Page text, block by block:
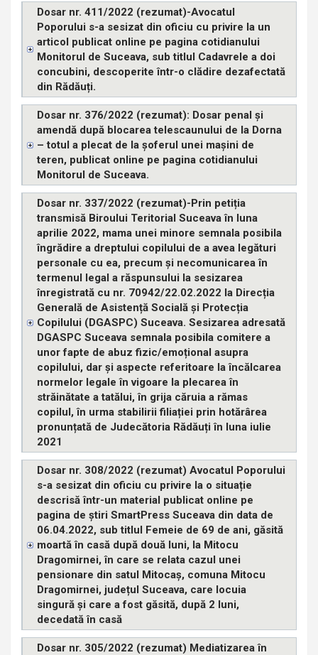
Dosar nr. 411/2022 (rezumat)-Avocatul
Poporului s-a sesizat din oficiu cu privire la un
articol publicat online pe pagina cotidianului
Monitorul de Suceava, sub titlul Cadavrele a doi
concubini, descoperite într-o clădire dezafectată
din Rădăuți.
Dosar nr. 376/2022 (rezumat): Dosar penal și
amendă după blocarea telescaunului de la Dorna
– totul a plecat de la șoferul unei mașini de
teren, publicat online pe pagina cotidianului
Monitorul de Suceava.
Dosar nr. 337/2022 (rezumat)-Prin petiția
transmisă Biroului Teritorial Suceava în luna
aprilie 2022, mama unei minore semnala posibila
îngrădire a dreptului copilului de a avea legături
personale cu ea, precum și necomunicarea în
termenul legal a răspunsului la sesizarea
înregistrată cu nr. 70942/22.02.2022 la Direcția
Generală de Asistență Socială și Protecția
Copilului (DGASPC) Suceava. Sesizarea adresată
DGASPC Suceava semnala posibila comitere a
unor fapte de abuz fizic/emoțional asupra
copilului, dar și aspecte referitoare la încălcarea
normelor legale în vigoare la plecarea în
străinătate a tatălui, în grija căruia a rămas
copilul, în urma stabilirii filiației prin hotărârea
pronunțată de Judecătoria Rădăuți în luna iulie
2021
Dosar nr. 308/2022 (rezumat) Avocatul Poporului
s-a sesizat din oficiu cu privire la o situație
descrisă într-un material publicat online pe
pagina de știri SmartPress Suceava din data de
06.04.2022, sub titlul Femeie de 69 de ani, găsită
moartă în casă după două luni, la Mitocu
Dragomirnei, în care se relata cazul unei
pensionare din satul Mitocaș, comuna Mitocu
Dragomirnei, județul Suceava, care locuia
singură și care a fost găsită, după 2 luni,
decedată în casă
Dosar nr. 305/2022 (rezumat) Mediatizarea în